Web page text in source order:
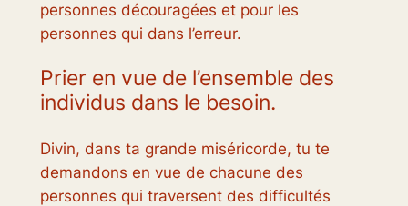
personnes découragées et pour les
personnes qui dans l’erreur.
Prier en vue de l’ensemble des
individus dans le besoin.
Divin, dans ta grande miséricorde, tu te
demandons en vue de chacune des
personnes qui traversent des difficultés